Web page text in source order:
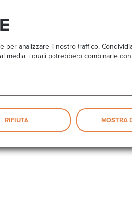
analizzare il nostro traffico.
i quali potrebbero combinarle
RIFIUTA MOSTRA